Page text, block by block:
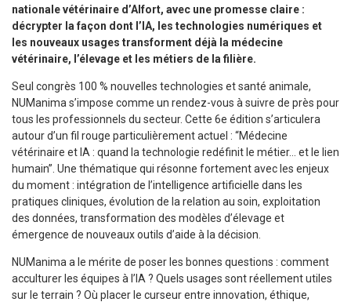
nationale vétérinaire d’Alfort, avec une promesse claire :
décrypter la façon dont l’IA, les technologies numériques et
les nouveaux usages transforment déjà la médecine
vétérinaire, l’élevage et les métiers de la filière.
Seul congrès 100 % nouvelles technologies et santé animale,
NUManima s’impose comme un rendez-vous à suivre de près pour
tous les professionnels du secteur. Cette 6e édition s’articulera
autour d’un fil rouge particulièrement actuel : “Médecine
vétérinaire et IA : quand la technologie redéfinit le métier… et le lien
humain”. Une thématique qui résonne fortement avec les enjeux
du moment : intégration de l’intelligence artificielle dans les
pratiques cliniques, évolution de la relation au soin, exploitation
des données, transformation des modèles d’élevage et
émergence de nouveaux outils d’aide à la décision.
NUManima a le mérite de poser les bonnes questions : comment
acculturer les équipes à l’IA ? Quels usages sont réellement utiles
sur le terrain ? Où placer le curseur entre innovation, éthique,